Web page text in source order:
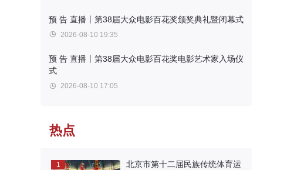
预 告 直播丨第38届大众电影百花奖颁奖典礼暨闭幕式
2026-08-10 19:35
预 告 直播丨第38届大众电影百花奖电影艺术家入场仪
式
2026-08-10 17:05
热点
1
北京市第十二届民族传统体育运